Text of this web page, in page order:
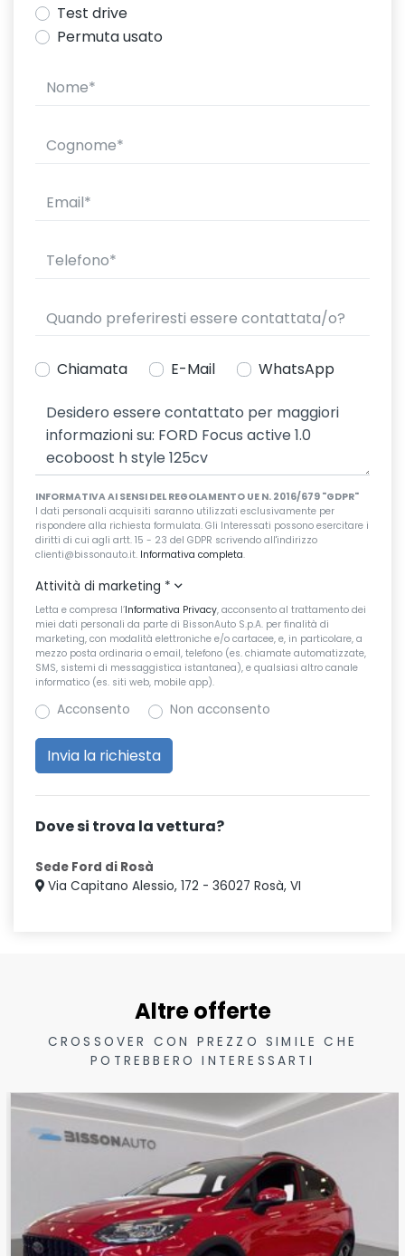
Test drive
Permuta usato
Chiamata E-Mail WhatsApp
INFORMATIVA AI SENSI DEL REGOLAMENTO UE N. 2016/679 "GDPR"
I dati personali acquisiti saranno utilizzati esclusivamente per
rispondere alla richiesta formulata. Gli Interessati possono esercitare i
diritti di cui agli artt. 15 - 23 del GDPR scrivendo all'indirizzo
clienti@bissonauto.it. Informativa completa.
Attività di marketing *
Letta e compresa l’Informativa Privacy, acconsento al trattamento dei
miei dati personali da parte di BissonAuto S.p.A. per finalità di
marketing, con modalità elettroniche e/o cartacee, e, in particolare, a
mezzo posta ordinaria o email, telefono (es. chiamate automatizzate,
SMS, sistemi di messaggistica istantanea), e qualsiasi altro canale
informatico (es. siti web, mobile app).
Acconsento Non acconsento
Dove si trova la vettura?
Sede Ford di Rosà
Via Capitano Alessio, 172 - 36027 Rosà, VI
Altre offerte
CROSSOVER CON PREZZO SIMILE CHE
POTREBBERO INTERESSARTI